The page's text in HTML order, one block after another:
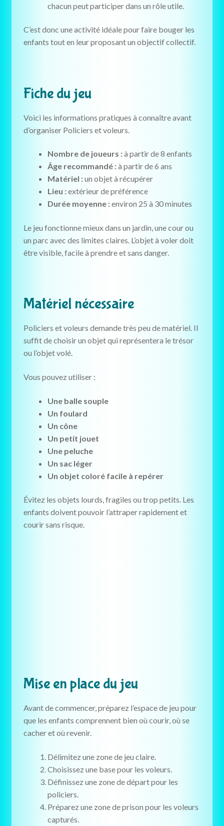
chacun peut participer dans un rôle utile.
C’est donc une activité idéale pour faire bouger les
enfants tout en leur proposant un objectif collectif.
Fiche du jeu
Voici les informations pratiques à connaître avant
d’organiser Policiers et voleurs.
Nombre de joueurs :à partir de 8 enfants
Âge recommandé :à partir de 6 ans
Matériel :un objet à récupérer
Lieu :extérieur de préférence
Durée moyenne :environ 25 à 30 minutes
Le jeu fonctionne mieux dans un jardin, une cour ou
un parc avec des limites claires. L’objet à voler doit
être visible, facile à prendre et sans danger.
Matériel nécessaire
Policiers et voleurs demande très peu de matériel. Il
suffit de choisir un objet qui représentera le trésor
ou l’objet volé.
Vous pouvez utiliser :
Une balle souple
Un foulard
Un cône
Un petit jouet
Une peluche
Un sac léger
Un objet coloré facile à repérer
Évitez les objets lourds, fragiles ou trop petits. Les
enfants doivent pouvoir l’attraper rapidement et
courir sans risque.
Mise en place du jeu
Avant de commencer, préparez l’espace de jeu pour
que les enfants comprennent bien où courir, où se
cacher et où revenir.
Délimitez une zone de jeu claire.
Choisissez une base pour les voleurs.
Définissez une zone de départ pour les
policiers.
Préparez une zone de prison pour les voleurs
capturés.